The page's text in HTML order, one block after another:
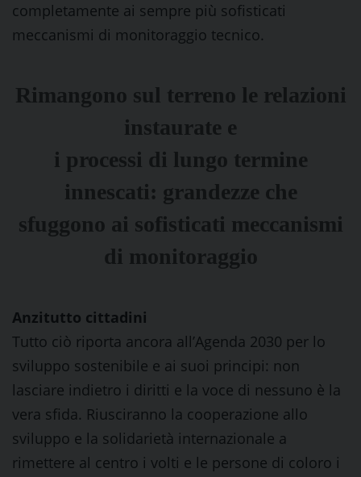
completamente ai sempre più sofisticati
meccanismi di monitoraggio tecnico.
Rimangono sul terreno le relazioni
instaurate e
i processi di lungo termine
innescati: grandezze che
sfuggono ai sofisticati meccanismi
di monitoraggio
Anzitutto cittadini
Tutto ciò riporta ancora all’Agenda 2030 per lo
sviluppo sostenibile e ai suoi principi: non
lasciare indietro i diritti e la voce di nessuno è la
vera sfida. Riusciranno la cooperazione allo
sviluppo e la solidarietà internazionale a
rimettere al centro i volti e le persone di coloro i